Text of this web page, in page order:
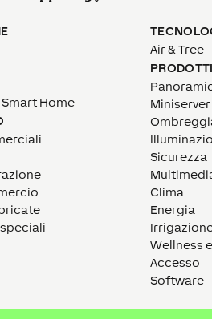
Home
Air & Tree
PRODOTTI
Miniserver
Sicurezza
Clima
Energia
Wellness
Accesso
Software